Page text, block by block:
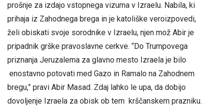
prošnje za izdajo vstopnega vizuma v Izraelu. Nabila, ki
prihaja iz Zahodnega brega in je katoliške veroizpovedi,
želi obiskati svoje sorodnike v Izraelu, njen mož Abir je
pripadnik grške pravoslavne cerkve. “Do Trumpovega
priznanja Jeruzalema za glavno mesto Izraela je bilo
enostavno potovati med Gazo in Ramalo na Zahodnem
bregu,” pravi Abir Masad. Zdaj lahko le upa, da dobijo
dovoljenje Izraela za obisk ob tem krščanskem prazniku.